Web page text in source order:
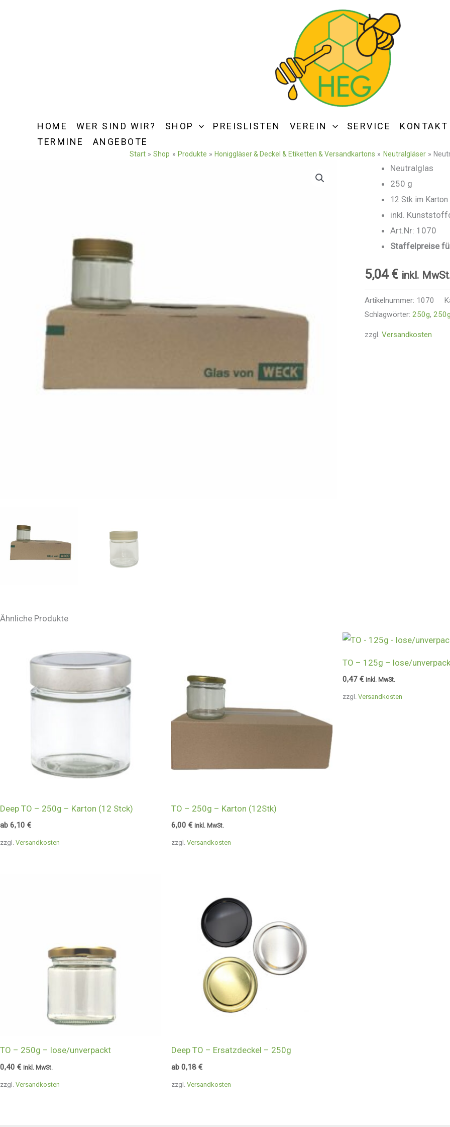
HOME WER SIND WIR? SHOP PREISLISTEN VEREIN SERVICE
KONTAKT
TERMINE
ANGEBOTE
Start Shop Produkte Honiggläser & Deckel & Etiketten & Versandkartons Neutralgläser
Neutralglas
250 g
12 Stk im Karton
inkl.
Art.Nr: 1070
Staffelpreise
5,04 € inkl.
Artikelnummer: 1070
Schlagwörter: 250g,
zzgl. Versandkosten
Ähnliche Produkte
zzgl. Versandkosten
Deep TO – 250g – Karton (12 Stck)
ab 6,10 €
zzgl. Versandkosten
TO – 250g – Karton (12Stk)
6,00 € inkl. MwSt.
zzgl. Versandkosten
TO – 125g – lose/
0,47 € inkl. MwSt.
zzgl. Versandkosten
TO – 250g – lose/unverpackt
0,40 € inkl. MwSt.
zzgl. Versandkosten
Deep TO – Ersatzdeckel – 250g
ab 0,18 €